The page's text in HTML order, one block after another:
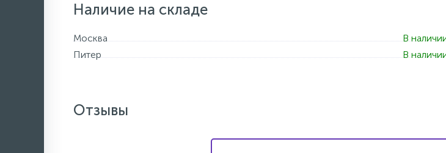
Наличие на складе
Москва
В
Питер
В
Отзывы